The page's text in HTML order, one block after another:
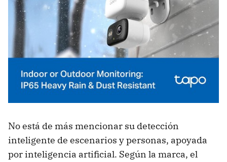
No está de más mencionar su detección
inteligente de escenarios y personas, apoyada
por inteligencia artificial. Según la marca, el